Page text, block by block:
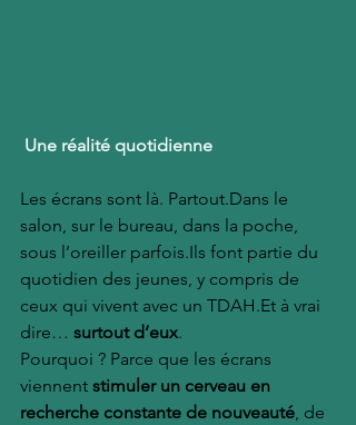
Une réalité quotidienne
Les écrans sont là. Partout.Dans le
salon, sur le bureau, dans la poche,
sous l’oreiller parfois.Ils font partie du
quotidien des jeunes, y compris de
ceux qui vivent avec un TDAH.Et à vrai
dire… surtout d’eux.
Pourquoi ? Parce que les écrans
viennent stimuler un cerveau en
recherche constante de nouveauté, de